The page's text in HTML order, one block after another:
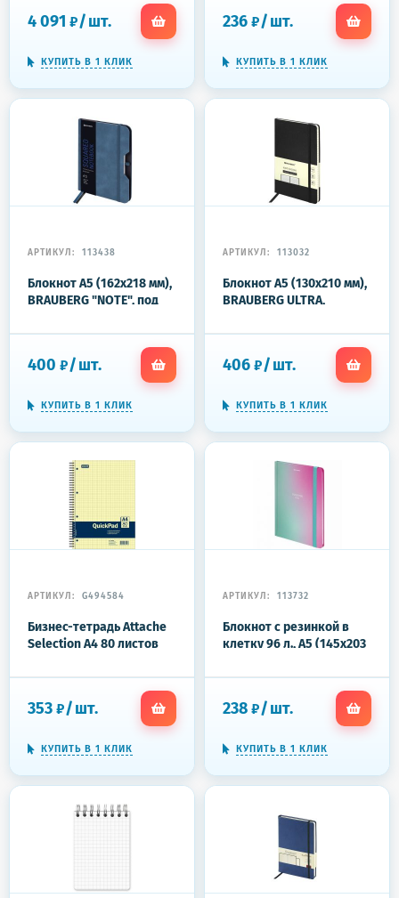
4 091 ₽/шт.
КУПИТЬ В 1 КЛИК
236 ₽/шт.
КУПИТЬ В 1 КЛИК
АРТИКУЛ: 113438
Блокнот А5 (162х218 мм),
BRAUBERG "NOTE", под
резинкой, 80 л., клетка,
400 ₽/шт.
КУПИТЬ В 1 КЛИК
АРТИКУЛ: 113032
Блокнот А5 (130х210 мм),
BRAUBERG ULTRA,
клетка, черный, 113032
406 ₽/шт.
КУПИТЬ В 1 КЛИК
АРТИКУЛ: G494584
Бизнес-тетрадь Attache
Selection А4 80 листов
спирали (220х298 мм)
353 ₽/шт.
КУПИТЬ В 1 КЛИК
АРТИКУЛ: 113732
Блокнот с резинкой в
клетку 96 л., А5 (145х203
фольгой, BRAUBERG,
238 ₽/шт.
КУПИТЬ В 1 КЛИК